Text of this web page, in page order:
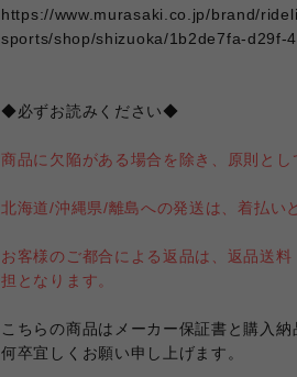
https://www.murasaki.co.jp/brand/
sports/shop/shizuoka/1b2de7fa-d29f-
◆必ずお読みください◆
商品に欠陥がある場合を除き、原則とし
北海道/沖縄県/離島への発送は、着払い
お客様のご都合による返品は、返品送
担となります。
こちらの商品はメーカー保証書と購入
何卒宜しくお願い申し上げます。